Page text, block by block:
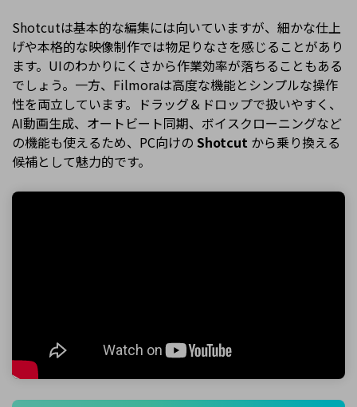
Shotcutは基本的な編集には向いていますが、細かな仕上
げや本格的な映像制作では物足りなさを感じることがあり
ます。UIのわかりにくさから作業効率が落ちることもある
でしょう。一方、Filmoraは高度な機能とシンプルな操作
性を両立しています。ドラッグ＆ドロップで扱いやすく、
AI動画生成、オートビート同期、ボイスクローニングなど
の機能も使えるため、PC向けの Shotcut から乗り換える
候補として魅力的です。